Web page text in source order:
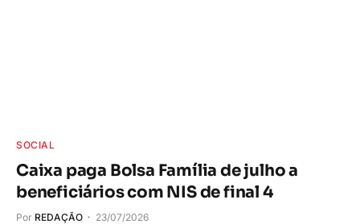
SOCIAL
Caixa paga Bolsa Família de julho a
beneficiários com NIS de final 4
Por REDAÇÃO 23/07/2026